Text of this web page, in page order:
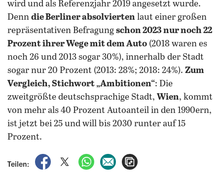
wird und als Referenzjahr 2019 angesetzt wurde.
Denn die Berliner absolvierten laut einer großen
repräsentativen Befragung schon 2023 nur noch 22
Prozent ihrer Wege mit dem Auto (2018 waren es
noch 26 und 2013 sogar 30%), innerhalb der Stadt
sogar nur 20 Prozent (2013: 28%; 2018: 24%). Zum
Vergleich, Stichwort „Ambitionen“: Die
zweitgrößte deutschsprachige Stadt, Wien, kommt
von mehr als 40 Prozent Autoanteil in den 1990ern,
ist jetzt bei 25 und will bis 2030 runter auf 15
Prozent.
Teilen:
auf Facebook teilen
auf X teilenper WhatsApp teilen
per E-Mail teilen